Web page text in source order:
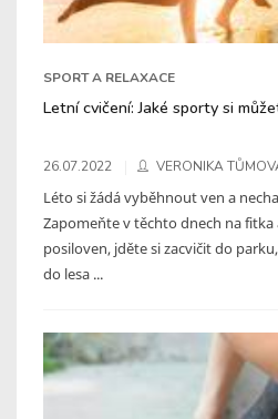
SPORT A RELAXACE
Letní cvičení: Jaké sporty si
26.07.2022 VERONIKA
Léto si žádá vyběhnout ven a
Zapomeňte v těchto dnech na fitka
posiloven, jděte si zacvičit do
do lesa ...